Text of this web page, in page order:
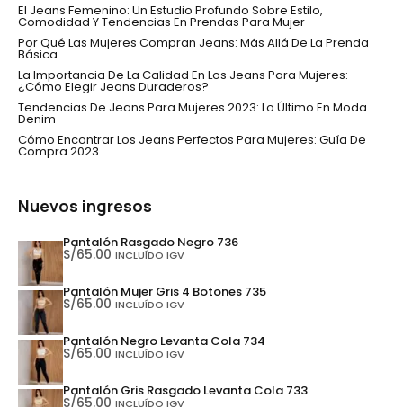
El Jeans Femenino: Un Estudio Profundo Sobre Estilo,
Comodidad Y Tendencias En Prendas Para Mujer
Por Qué Las Mujeres Compran Jeans: Más Allá De La Prenda
Básica
La Importancia De La Calidad En Los Jeans Para Mujeres:
¿Cómo Elegir Jeans Duraderos?
Tendencias De Jeans Para Mujeres 2023: Lo Último En Moda
Denim
Cómo Encontrar Los Jeans Perfectos Para Mujeres: Guía De
Compra 2023
Nuevos ingresos
Pantalón Rasgado Negro 736
S/65.00 INCLUÍDO IGV
Pantalón Mujer Gris 4 Botones 735
S/65.00 INCLUÍDO IGV
Pantalón Negro Levanta Cola 734
S/65.00 INCLUÍDO IGV
Pantalón Gris Rasgado Levanta Cola 733
S/65.00 INCLUÍDO IGV